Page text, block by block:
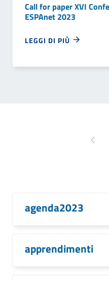
Call for paper XVI
ESPAnet 2023
LEGGI DI PIÙ
Pagina
agenda2023
apprendimenti